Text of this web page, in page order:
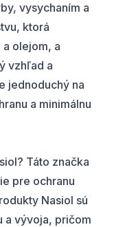
vysychaním a
ktorá
olejom, a
vzhľad a
jednoduchý na
a minimálnu
Táto značka
pre ochranu
Nasiol sú
a vývoja, pričom